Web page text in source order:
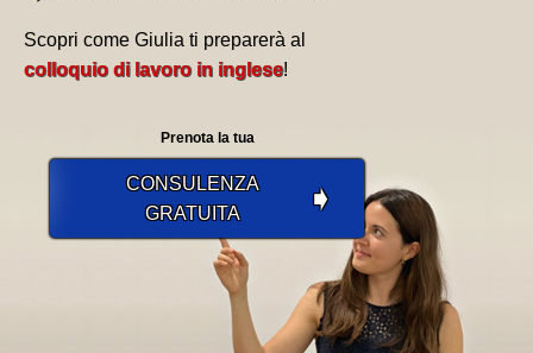
Scopri come Giulia ti preparerà al
colloquio di lavoro in inglese!
Prenota la tua
CONSULENZA
GRATUITA
➧